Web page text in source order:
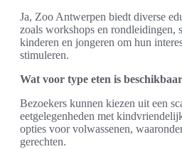
Ja, Zoo Antwerpen biedt diverse
zoals workshops en rondleidingen,
kinderen en jongeren om hun
stimuleren.
Wat voor type eten is
Bezoekers kunnen kiezen uit een
eetgelegenheden met
opties voor volwassenen,
gerechten.